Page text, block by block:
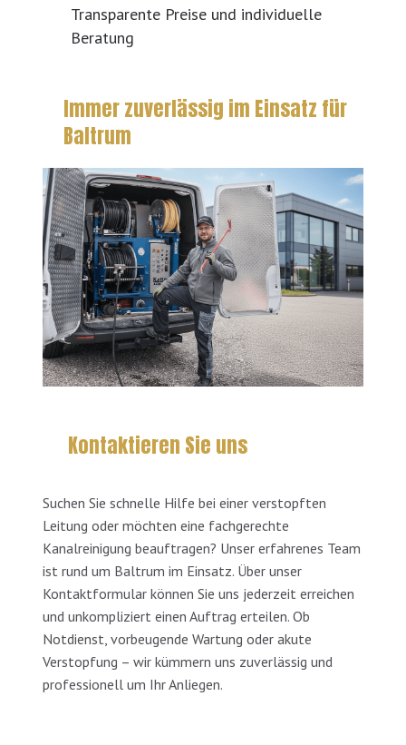
Transparente Preise und individuelle
Beratung
Immer zuverlässig im Einsatz für
Baltrum
Kontaktieren Sie uns
Suchen Sie schnelle Hilfe bei einer verstopften
Leitung oder möchten eine fachgerechte
Kanalreinigung beauftragen? Unser erfahrenes Team
ist rund um Baltrum im Einsatz. Über unser
Kontaktformular können Sie uns jederzeit erreichen
und unkompliziert einen Auftrag erteilen. Ob
Notdienst, vorbeugende Wartung oder akute
Verstopfung – wir kümmern uns zuverlässig und
professionell um Ihr Anliegen.